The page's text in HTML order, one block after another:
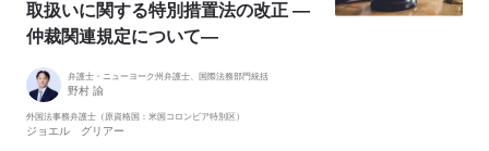
Z
e
L
o
C
取扱いに関する特別措置法の改正 ―
仲裁関連規定について―
弁護士・ニューヨーク州弁護士、国際法務部門統括
野村 諭
外国法事務弁護士（原資格国：米国コロンビア特別区）
ジョエル グリアー